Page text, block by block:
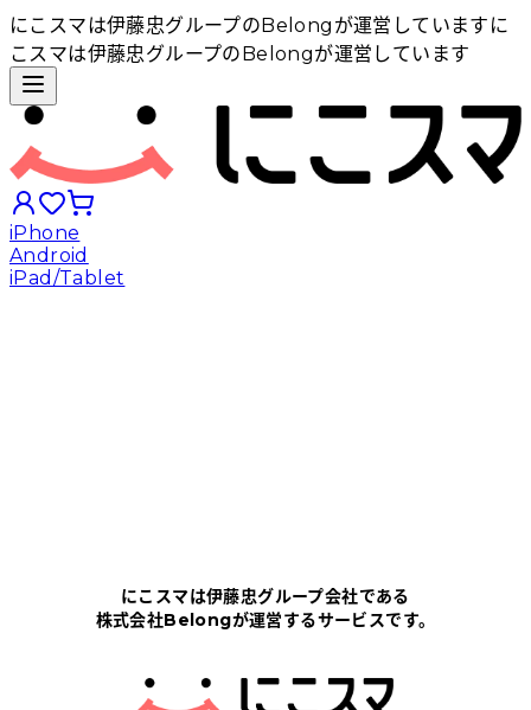
にこスマは伊藤忠グループのBelongが運営しています に
こスマは伊藤忠グループのBelongが運営しています
iPhone
Android
iPad/Tablet
にこスマについて
サポートセンター
にこスマは伊藤忠グループ会社である
株式会社Belongが運営するサービスです。